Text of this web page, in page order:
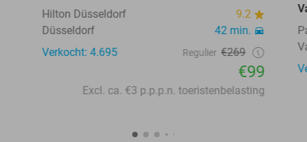
Hilton Düsseldorf
9.2
Düsseldorf
42 min.
Verkocht: 4.695
Regulier €269
€99
Excl. ca. €3 p.p.p.n. toeristenbelasting